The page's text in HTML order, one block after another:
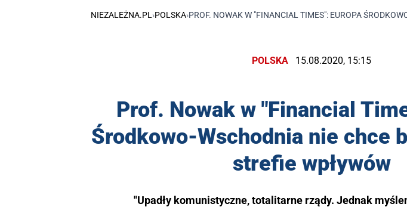
NIEZALEŻNA.PL ›POLSKA›PROF. NOWAK W "FINANCIAL TIMES": EUROPA
POLSKA 15.08.2020, 15:15
Prof. Nowak w "Financial
Środkowo-Wschodnia nie chce
strefie wpływów
"Upadły komunistyczne, totalitarne rządy. Jednak